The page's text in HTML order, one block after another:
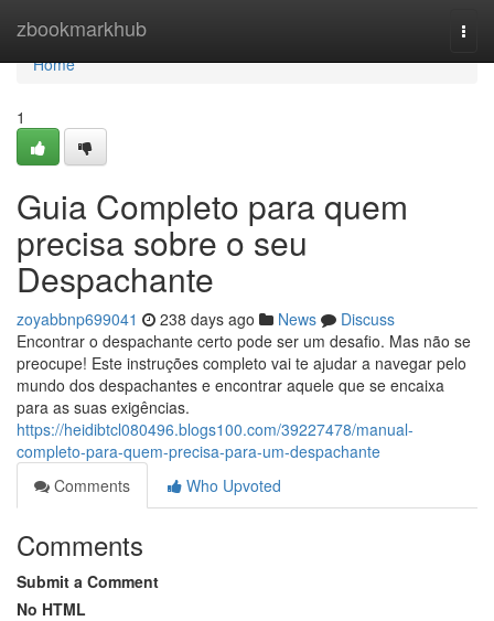
zbookmarkhub
Home
Home
1
Guia Completo para quem
precisa sobre o seu
Despachante
zoyabbnp699041 238 days ago News
Discuss
Encontrar o despachante certo pode ser um desafio. Mas não se
preocupe! Este instruções completo vai te ajudar a navegar pelo
mundo dos despachantes e encontrar aquele que se encaixa
para as suas exigências.
https://heidibtcl080496.blogs100.com/39227478/manual-
completo-para-quem-precisa-para-um-despachante
Comments
Who Upvoted
Comments
Submit a Comment
No HTML